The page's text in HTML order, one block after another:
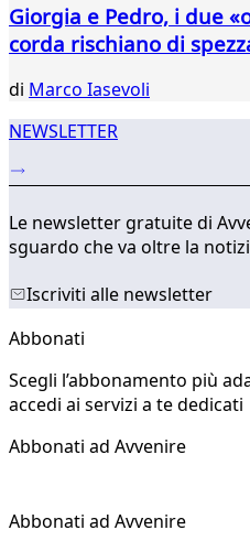
Giorgia e Pedro, i due
corda rischiano di
di Marco Iasevoli
NEWSLETTER
Le newsletter gratuite di
sguardo che va oltre la
Iscriviti alle newsletter
Abbonati
Scegli l’abbonamento più
accedi ai servizi a te dedicati
Abbonati ad Avvenire
Abbonati ad Avvenire